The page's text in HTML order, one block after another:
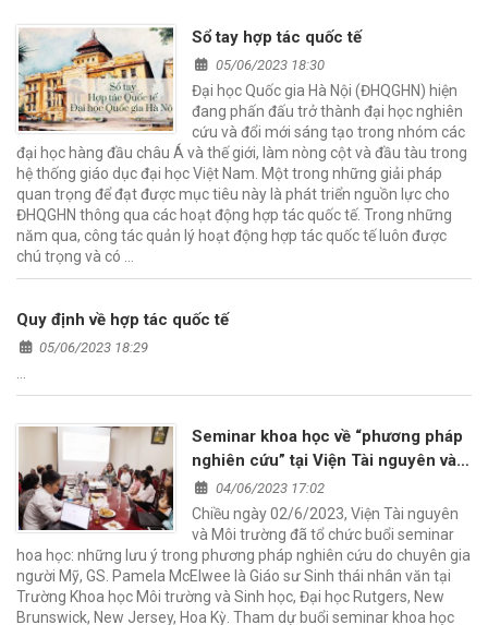
Sổ tay hợp tác quốc tế
05/06/2023 18:30
Đại học Quốc gia Hà Nội (ĐHQGHN) hiện
đang phấn đấu trở thành đại học nghiên
cứu và đổi mới sáng tạo trong nhóm các
đại học hàng đầu châu Á và thế giới, làm nòng cột và đầu tàu trong
hệ thống giáo dục đại học Việt Nam. Một trong những giải pháp
quan trọng để đạt được mục tiêu này là phát triển nguồn lực cho
ĐHQGHN thông qua các hoạt động hợp tác quốc tế. Trong những
năm qua, công tác quản lý hoạt động hợp tác quốc tế luôn được
chú trọng và có …
Quy định về hợp tác quốc tế
05/06/2023 18:29
Seminar khoa học về “phương pháp
nghiên cứu” tại Viện Tài nguyên và
Môi trường
04/06/2023 17:02
Chiều ngày 02/6/2023, Viện Tài nguyên
và Môi trường đã tổ chức buổi seminar
hoa học: những lưu ý trong phương pháp nghiên cứu do chuyên gia
người Mỹ, GS. Pamela McElwee là Giáo sư Sinh thái nhân văn tại
Trường Khoa học Môi trường và Sinh học, Đại học Rutgers, New
Brunswick, New Jersey, Hoa Kỳ. Tham dự buổi seminar khoa học